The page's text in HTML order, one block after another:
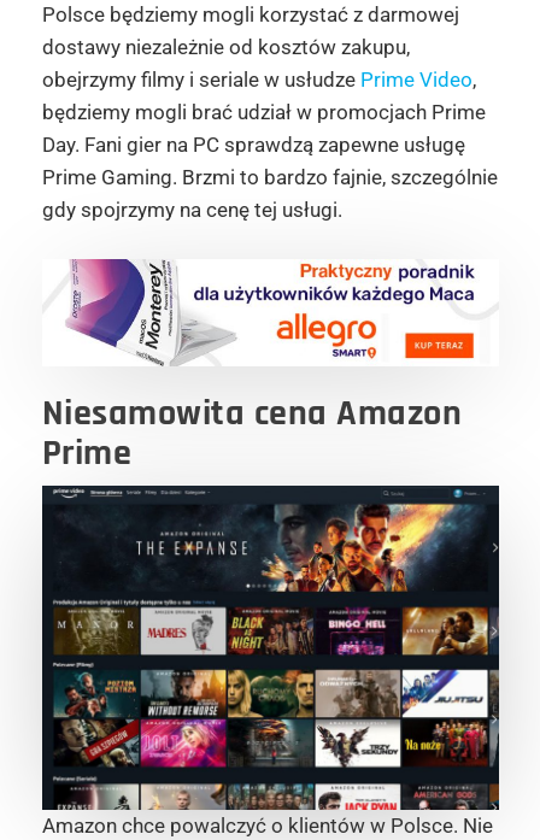
Polsce będziemy mogli korzystać z darmowej
dostawy niezależnie od kosztów zakupu,
obejrzymy filmy i seriale w usłudze Prime Video,
będziemy mogli brać udział w promocjach Prime
Day. Fani gier na PC sprawdzą zapewne usługę
Prime Gaming. Brzmi to bardzo fajnie, szczególnie
gdy spojrzymy na cenę tej usługi.
Niesamowita cena Amazon
Prime
Amazon chce powalczyć o klientów w Polsce. Nie